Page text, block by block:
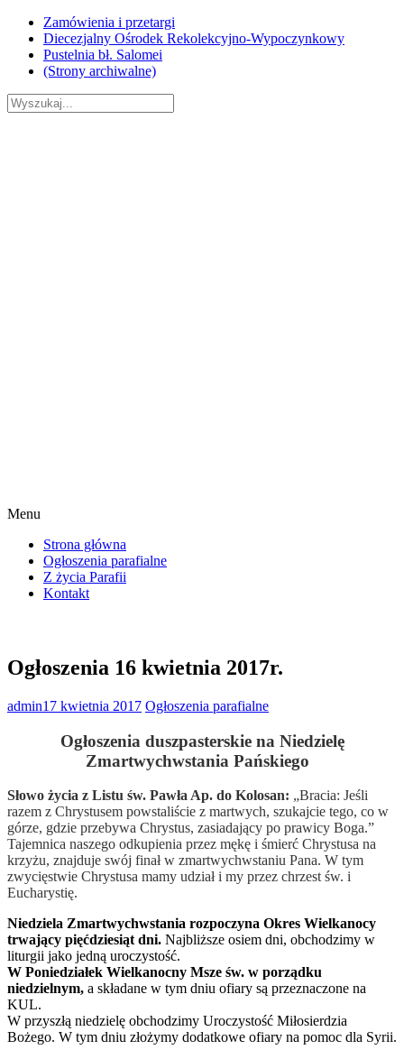
Skip
content
Zamówienia i przetargi
Diecezjalny Ośrodek Rekolekcyjno-Wypoczynkowy
Pustelnia bł. Salomei
(Strony archiwalne)
Menu
Strona główna
Ogłoszenia parafialne
Z życia Parafii
Kontakt
Ogłoszenia 16 kwietnia 2017r.
admin17 kwietnia 2017 Ogłoszenia parafialne
Ogłoszenia duszpasterskie na Niedzielę
Zmartwychwstania Pańskiego
Słowo życia z Listu św. Pawła Ap. do Kolosan: „Bracia: Jeśli
razem z Chrystusem powstaliście z martwych, szukajcie tego, co w
górze, gdzie przebywa Chrystus, zasiadający po prawicy Boga.”
Tajemnica naszego odkupienia przez mękę i śmierć Chrystusa na
krzyżu, znajduje swój finał w zmartwychwstaniu Pana. W tym
zwycięstwie Chrystusa mamy udział i my przez chrzest św. i
Eucharystię.
Niedziela Zmartwychwstania rozpoczyna Okres Wielkanocy
trwający pięćdziesiąt dni. Najbliższe osiem dni, obchodzimy w
liturgii jako jedną uroczystość.
W Poniedziałek Wielkanocny Msze św. w porządku
niedzielnym, a składane w tym dniu ofiary są przeznaczone na
KUL.
W przyszłą niedzielę obchodzimy Uroczystość Miłosierdzia
Bożego. W tym dniu złożymy dodatkowe ofiary na pomoc dla Syrii.